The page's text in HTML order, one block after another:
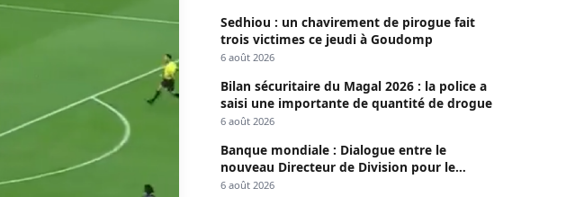
Sedhiou : un chavirement de pirogue fait
trois victimes ce jeudi à Goudomp
6 août 2026
Bilan sécuritaire du Magal 2026 : la police a
saisi une importante de quantité de drogue
6 août 2026
Banque mondiale : Dialogue entre le
nouveau Directeur de Division pour le
Sénégal et le Pr. Diomaye
6 août 2026